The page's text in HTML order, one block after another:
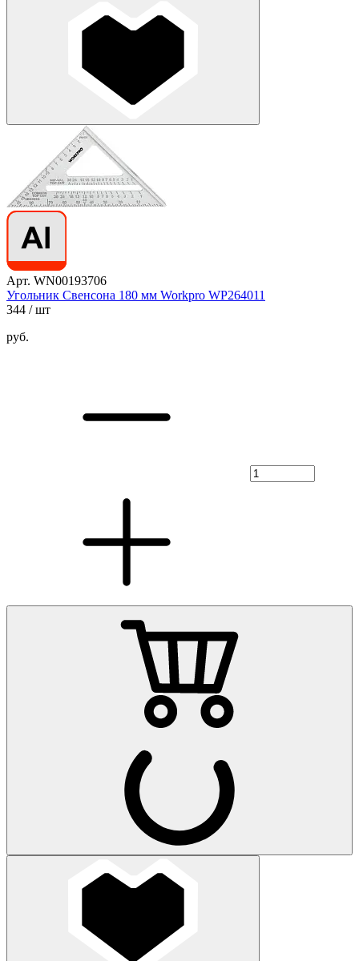
Арт. WN00193706
Угольник Свенсона 180 мм Workpro WP264011
344 / шт
руб.